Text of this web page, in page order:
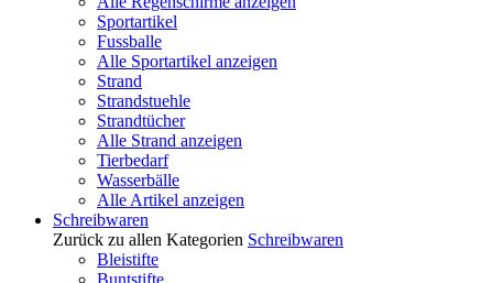
Sportartikel
Fussballe
Alle Sportartikel anzeigen
Strand
Strandstuehle
Strandtücher
Alle Strand anzeigen
Tierbedarf
Wasserbälle
Alle Artikel anzeigen
Schreibwaren
Zurück zu allen Kategorien Schreibwaren
Bleistifte
Buntstifte